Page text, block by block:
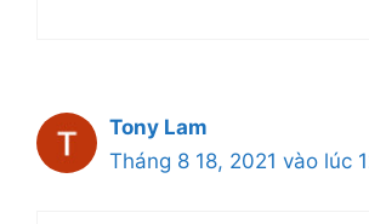
Tony Lam
Tháng 8 18, 2021 vào lúc